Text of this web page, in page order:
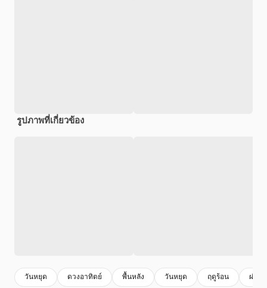
รูปภาพที่เกี่ยวข้อง
วันหยุด ดวงอาทิตย์ พื้นหลัง วันหยุด ฤดูร้อน ผ่อน